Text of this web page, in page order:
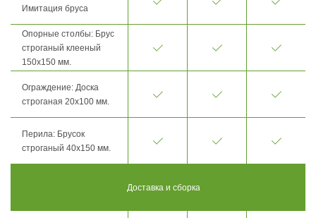
Имитация бруса
Опорные столбы: Брус
строганый клееный
150х150 мм.
Ограждение: Доска
строганая 20х100 мм.
Перила: Брусок
строганый 40х150 мм.
Доставка и сборка